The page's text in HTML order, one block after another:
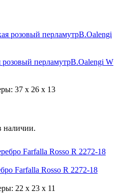
перламутрB.Oalengi W
37 x 26 x 13
наличии.
Farfalla Rosso R 2272-18
22 x 23 x 11